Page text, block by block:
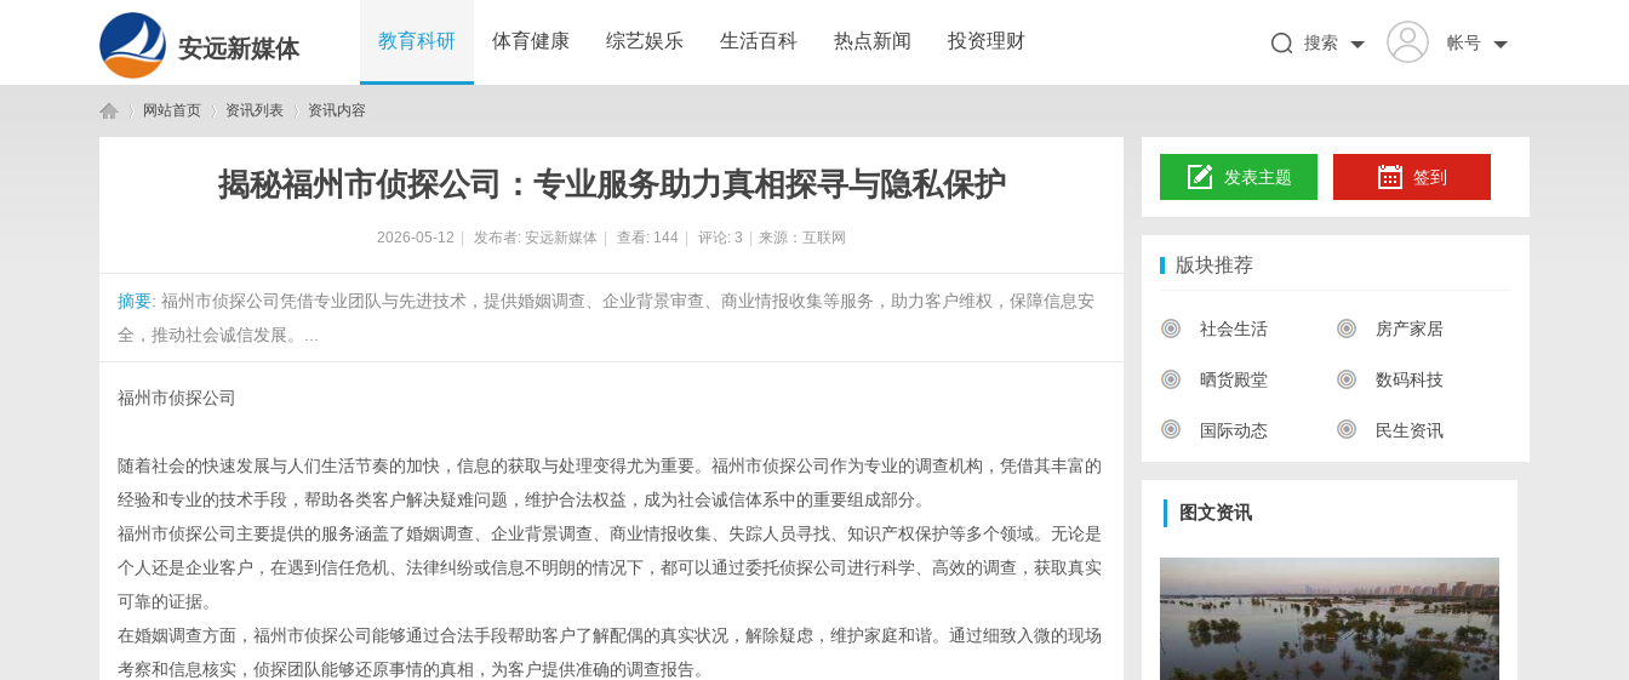
安远新媒体 教育科研 体育健康 综艺娱乐 生活百科 热点新闻 投资理财 帐号
搜索
网站首页 资讯列表 资讯内容
揭秘福州市侦探公司：专业服务助力真相探寻与隐私保护
2026-05-12 发布者: 安远新媒体 查看: 144 评论: 3 来源：互联网
摘要: 福州市侦探公司凭借专业团队与先进技术，提供婚姻调查、企业背景审查、商业情报收集等服务，助力客户维权，保障信息安
全，推动社会诚信发展。...
福州市侦探公司
随着社会的快速发展与人们生活节奏的加快，信息的获取与处理变得尤为重要。福州市侦探公司作为专业的调查机构，凭借其丰富的
经验和专业的技术手段，帮助各类客户解决疑难问题，维护合法权益，成为社会诚信体系中的重要组成部分。
福州市侦探公司主要提供的服务涵盖了婚姻调查、企业背景调查、商业情报收集、失踪人员寻找、知识产权保护等多个领域。无论是
个人还是企业客户，在遇到信任危机、法律纠纷或信息不明朗的情况下，都可以通过委托侦探公司进行科学、高效的调查，获取真实
可靠的证据。
在婚姻调查方面，福州市侦探公司能够通过合法手段帮助客户了解配偶的真实状况，解除疑虑，维护家庭和谐。通过细致入微的现场
考察和信息核实，侦探团队能够还原事情的真相，为客户提供准确的调查报告。
发表主题 签到
版块推荐
社会生活 房产家居
晒货殿堂 数码科技
国际动态 民生资讯
图文资讯